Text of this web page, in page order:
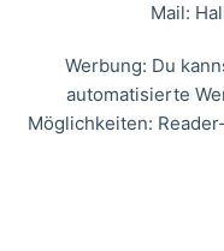
Mail:
Werbung: Du
automatisierte
Möglichkeiten: